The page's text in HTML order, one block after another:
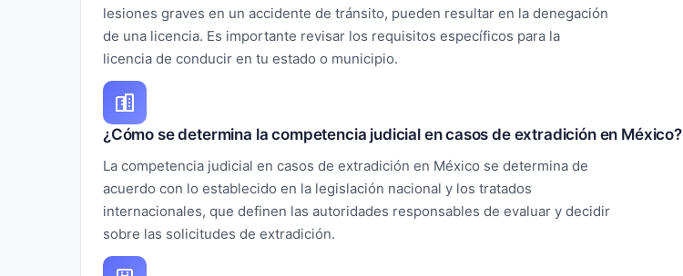
lesiones graves en un accidente de tránsito, pueden resultar en la denegación
de una licencia. Es importante revisar los requisitos específicos para la
licencia de conducir en tu estado o municipio.
¿Cómo se determina la competencia judicial en casos de extradición en México?
La competencia judicial en casos de extradición en México se determina de
acuerdo con lo establecido en la legislación nacional y los tratados
internacionales, que definen las autoridades responsables de evaluar y decidir
sobre las solicitudes de extradición.